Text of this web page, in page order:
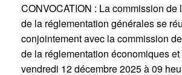
CONVOCATION : La commission de
de la réglementation générales se
conjointement avec la commission
de la réglementation économiques
vendredi 12 décembre 2025 à 09